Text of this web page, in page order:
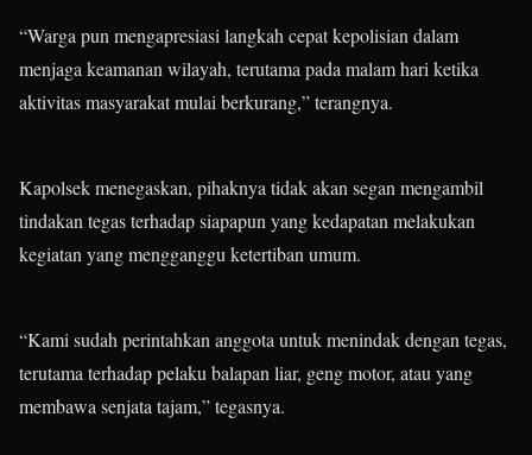
“Warga pun mengapresiasi langkah cepat kepolisian dalam
menjaga keamanan wilayah, terutama pada malam hari ketika
aktivitas masyarakat mulai berkurang,” terangnya.
Kapolsek menegaskan, pihaknya tidak akan segan mengambil
tindakan tegas terhadap siapapun yang kedapatan melakukan
kegiatan yang mengganggu ketertiban umum.
“Kami sudah perintahkan anggota untuk menindak dengan tegas,
terutama terhadap pelaku balapan liar, geng motor, atau yang
membawa senjata tajam,” tegasnya.